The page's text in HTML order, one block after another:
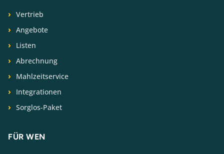
Vertrieb
Angebote
Listen
Abrechnung
Mahlzeitservice
Integrationen
Sorglos-Paket
FÜR WEN